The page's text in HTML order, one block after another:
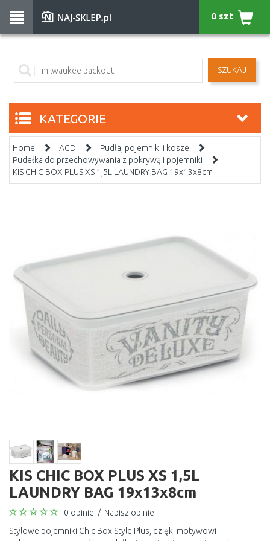
SZUKAJ
0 szt
KATEGORIE
Home AGD
Pudła, pojemniki i kosze
Pudełka do przechowywania z pokrywą i pojemniki
KIS CHIC BOX PLUS XS 1,5L LAUNDRY BAG 19x13x8cm
KIS CHIC BOX PLUS XS 1,5L
LAUNDRY BAG 19x13x8cm
0 opinie / Napisz opinie
Stylowe pojemniki Chic Box Style Plus, dzięki motywowi